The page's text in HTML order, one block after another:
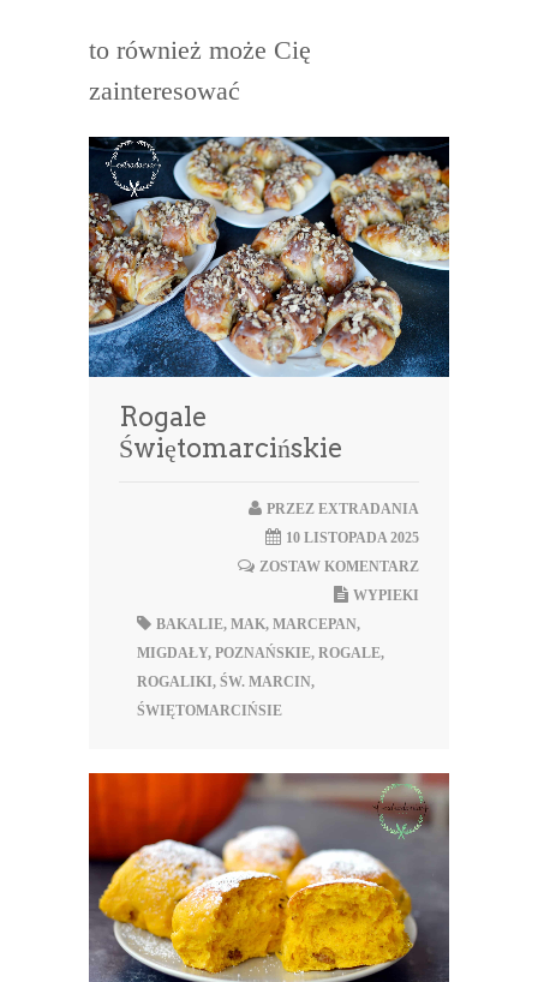
to również może Cię
zainteresować
Rogale
Świętomarcińskie
PRZEZ EXTRADANIA
10 LISTOPADA 2025
ZOSTAW KOMENTARZ
WYPIEKI
BAKALIE, MAK, MARCEPAN,
MIGDAŁY, POZNAŃSKIE, ROGALE,
ROGALIKI, ŚW. MARCIN,
ŚWIĘTOMARCIŃSIE